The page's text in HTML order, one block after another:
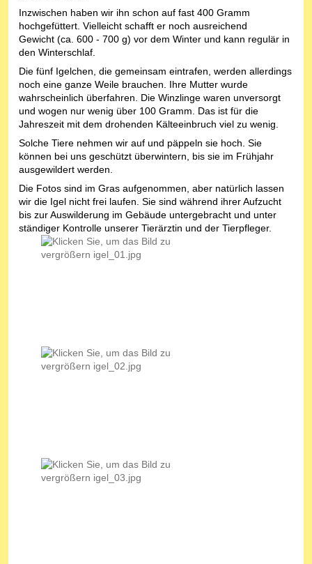
Inzwischen haben wir ihn schon auf fast 400 Gramm
hochgefüttert. Vielleicht schafft er noch ausreichend
Gewicht (ca. 600 - 700 g) vor dem Winter und kann regulär in
den Winterschlaf.
Die fünf Igelchen, die gemeinsam eintrafen, werden allerdings
noch eine ganze Weile brauchen. Ihre Mutter wurde
wahrscheinlich überfahren. Die Winzlinge waren unversorgt
und wogen nur wenig über 100 Gramm. Das ist für die
Jahreszeit mit dem drohenden Kälteeinbruch viel zu wenig.
Solche Tiere nehmen wir auf und päppeln sie hoch. Sie
können bei uns geschützt überwintern, bis sie im Frühjahr
ausgewildert werden.
Die Fotos sind im Gras aufgenommen, aber natürlich lassen
wir die Igel nicht frei laufen. Sie sind während ihrer Aufzucht
bis zur Auswilderung im Gebäude untergebracht und unter
ständiger Kontrolle unserer Tierärztin und der Tierpfleger.